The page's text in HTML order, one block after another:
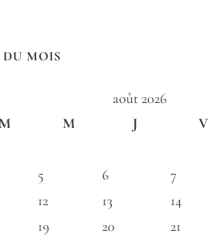
MOIS
août 2026
M J V
5 6 7
12 13 14
19 20 21